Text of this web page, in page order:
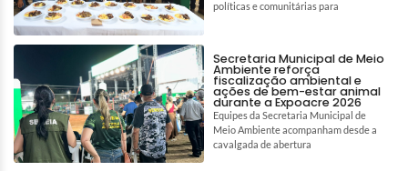
políticas e comunitárias para
Secretaria Municipal de Meio
Ambiente reforça
fiscalização ambiental e
ações de bem-estar animal
durante a Expoacre 2026
Equipes da Secretaria Municipal de
Meio Ambiente acompanham desde a
cavalgada de abertura